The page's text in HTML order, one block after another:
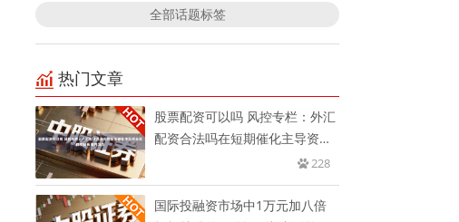
全部话题标签
热门文章
股票配资可以吗 风控专栏：外汇
配资合法吗在短期催化主导资金
228
国际投融资市场中1万元加八倍